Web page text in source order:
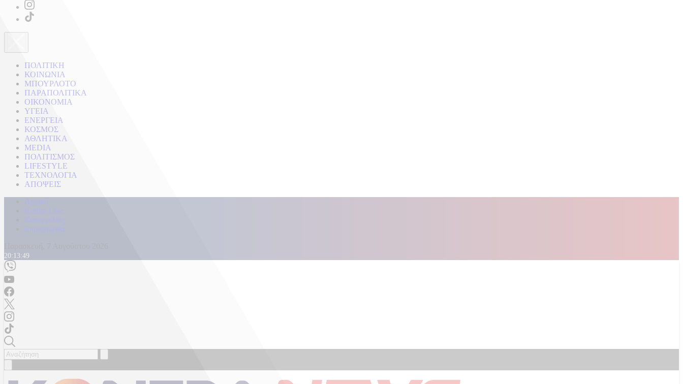
ΠΟΛΙΤΙΚΗ
ΚΟΙΝΩΝΙΑ
ΜΠΟΥΡΛΟΤΟ
ΠΑΡΑΠΟΛΙΤΙΚΑ
ΟΙΚΟΝΟΜΙΑ
ΥΓΕΙΑ
ΕΝΕΡΓΕΙΑ
ΚΟΣΜΟΣ
ΑΘΛΗΤΙΚΑ
MEDIA
ΠΟΛΙΤΙΣΜΟΣ
LIFESTYLE
ΤΕΧΝΟΛΟΓΙΑ
ΑΠΟΨΕΙΣ
Αρχική
Kontra Live
Καταγγελίες
Επικοινωνία
20:13:51